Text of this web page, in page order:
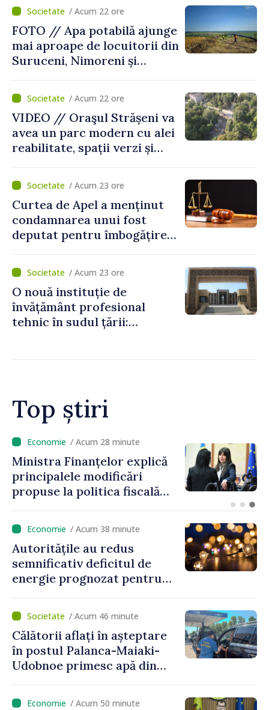
viței-de-vie
/ Acum 22 ore
FOTO // Apa potabilă ajunge
mai aproape de locuitorii din
Suruceni, Nimoreni și
/ Acum 22 ore
VIDEO // Oraşul Strășeni va
avea un parc modern cu alei
reabilitate, spații verzi și
/ Acum 23 ore
Curtea de Apel a menținut
condamnarea unui fost
deputat pentru îmbogățire
statului peste 2,4 milioane
de lei
/ Acum 23 ore
O nouă instituție de
învățământ profesional
tehnic în sudul țării:
Top știri
/ Acum 10 minute
CEC a adoptat mai multe
hotărâri privind organizarea
alegerilor locale noi și a unui
Delacău, raionul Anenii Noi
/ Acum 38 minute
Autoritățile au redus
semnificativ deficitul de
energie prognozat pentru
/ Acum 46 minute
Călătorii aflați în așteptare
în postul Palanca-Maiaki-
Udobnoe primesc apă din
și a polițiștilor de frontieră
/ Acum 50 minute